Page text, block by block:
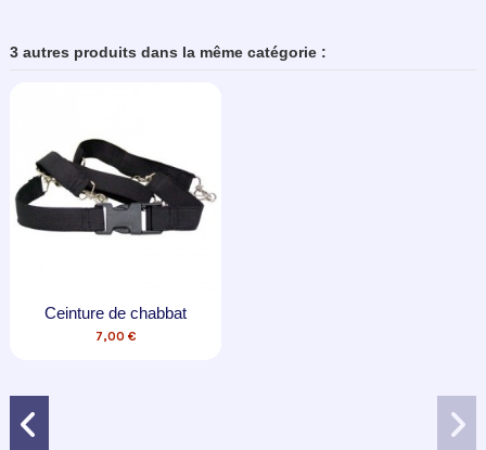
3 autres produits dans la même catégorie :
Ceinture de chabbat
7,00 €